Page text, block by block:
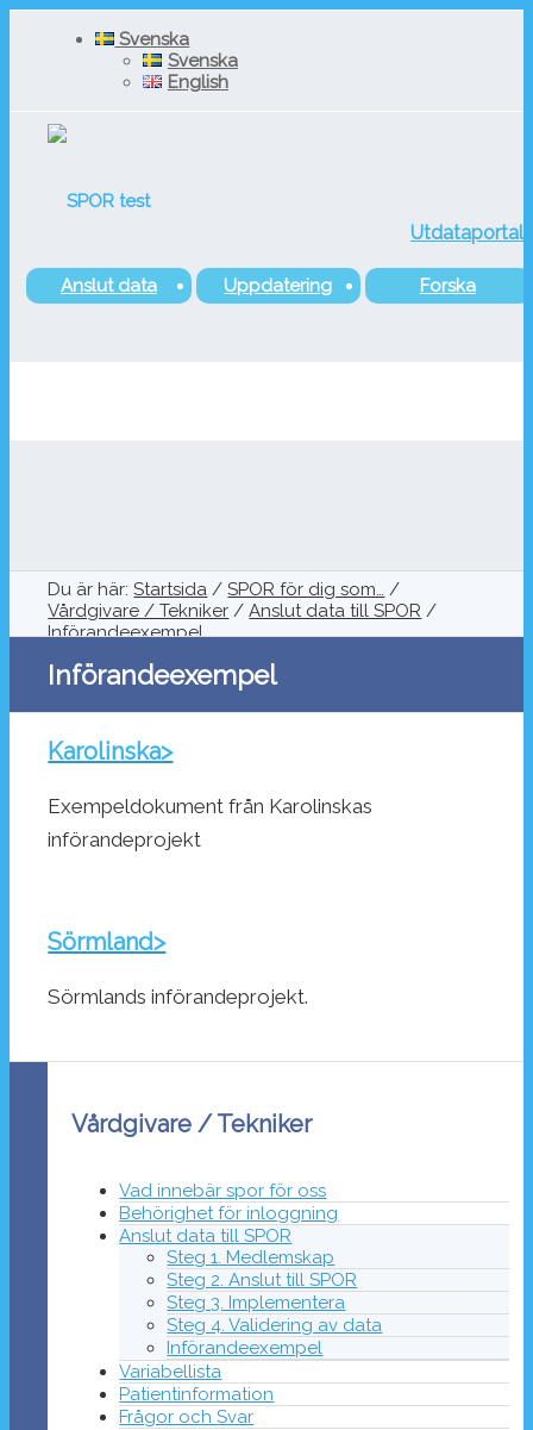
Svenska
Svenska
English
Utdataportal
Anslut data Uppdatering Forska
Du är här: Startsida / SPOR för dig som… /
Vårdgivare / Tekniker / Anslut data till SPOR /
Införandeexempel
Införandeexempel
Karolinska>
Exempeldokument från Karolinskas
införandeprojekt
Sörmland>
Sörmlands införandeprojekt.
Vårdgivare / Tekniker
Vad innebär spor för oss
Behörighet för inloggning
Anslut data till SPOR
Steg 1. Medlemskap
Steg 2. Anslut till SPOR
Steg 3. Implementera
Steg 4. Validering av data
Införandeexempel
Variabellista
Patientinformation
Frågor och Svar